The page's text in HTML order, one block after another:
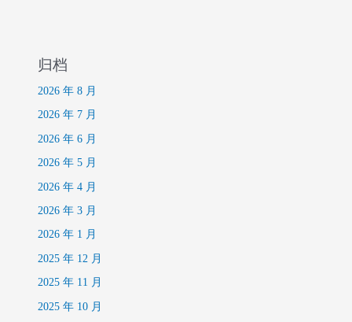
归档
2026 年 8 月
2026 年 7 月
2026 年 6 月
2026 年 5 月
2026 年 4 月
2026 年 3 月
2026 年 1 月
2025 年 12 月
2025 年 11 月
2025 年 10 月